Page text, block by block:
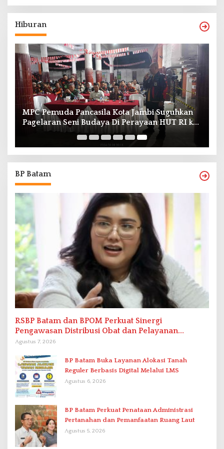
Hiburan
MPC Pemuda Pancasila Kota Jambi Suguhkan
Pagelaran Seni Budaya Di Perayaan HUT RI ke
BP Batam
RSBP Batam dan BPOM Perkuat Sinergi
Pengawasan Distribusi Obat dan Pelayanan
Kefarmasian
Agustus 7, 2026
BP Batam Buka Layanan Alokasi Tanah
Reguler Berbasis Digital Melalui LMS
Agustus 6, 2026
BP Batam Perkuat Penataan Administrasi
Pertanahan dan Pemanfaatan Ruang Laut
Agustus 5, 2026